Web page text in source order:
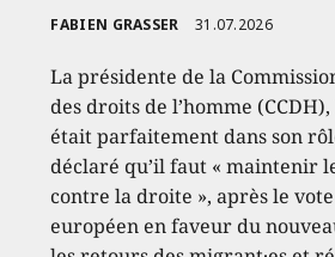
FABIEN GRASSER 31.07.2026
La présidente de la
des droits de l’homme
était parfaitement dans son
déclaré qu’il faut « maintenir
contre la droite », après le
européen en faveur du